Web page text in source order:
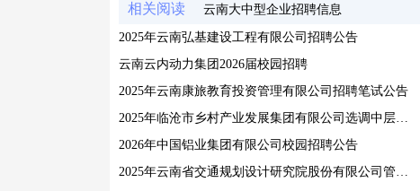
相关阅读 云南大中型企业招聘信息
2025年云南弘基建设工程有限公司招聘公告
云南云内动力集团2026届校园招聘
2025年云南康旅教育投资管理有限公司招聘笔试公告
2025年临沧市乡村产业发展集团有限公司选调中层管理人员公告
2026年中国铝业集团有限公司校园招聘公告
2025年云南省交通规划设计研究院股份有限公司管理人员社会招聘公告